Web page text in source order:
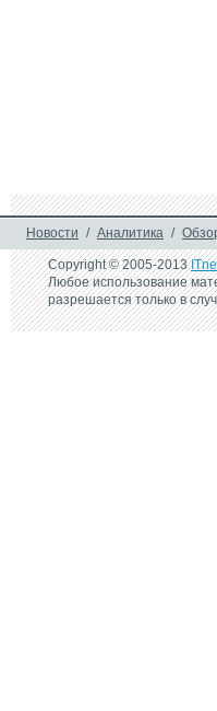
Новости / Аналитика /
Copyright © 2005-2013
Любое использование
разрешается только в